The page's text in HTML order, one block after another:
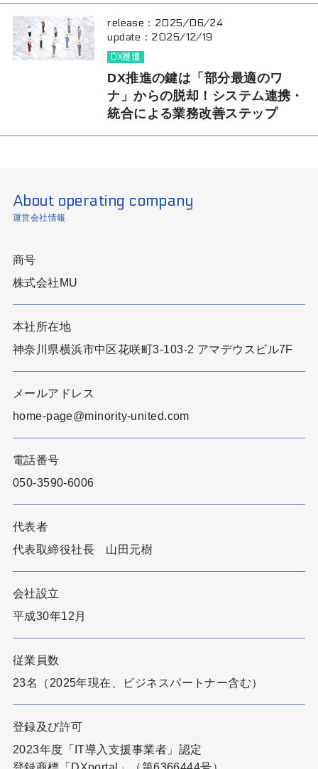
release： 2025/06/24
update： 2025/12/19
DX推進
DX推進の鍵は「部分最適のワ
ナ」からの脱却！システム連携・
統合による業務改善ステップ
About operating company
運営会社情報
商号
株式会社MU
本社所在地
神奈川県横浜市中区花咲町3-103-2 アマデウスビル7F
メールアドレス
home-page@minority-united.com
電話番号
050-3590-6006
代表者
代表取締役社長 山田元樹
会社設立
平成30年12月
従業員数
23名（2025年現在、ビジネスパートナー含む）
登録及び許可
2023年度「IT導入支援事業者」認定